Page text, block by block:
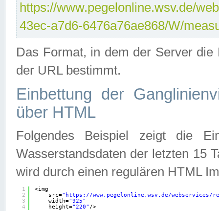
https://www.pegelonline.wsv.de/
43ec-a7d6-6476a76ae868/W/
Das Format, in dem der Server
der URL bestimmt.
Einbettung der
über HTML
Folgendes Beispiel zeigt die
Wasserstandsdaten der letzten 15
wird durch einen regulären HTML
1
2
3
4
<img
src=" https://www.pegelonline.wsv.de/webservices/
width="925"
height="220" />